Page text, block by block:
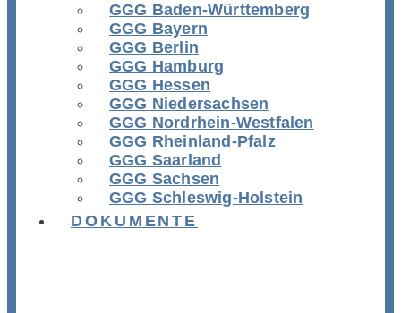
GGG Baden-Württemberg
GGG Bayern
GGG Berlin
GGG Hamburg
GGG Hessen
GGG Niedersachsen
GGG Nordrhein-Westfalen
GGG Rheinland-Pfalz
GGG Saarland
GGG Sachsen
GGG Schleswig-Holstein
DOKUMENTE